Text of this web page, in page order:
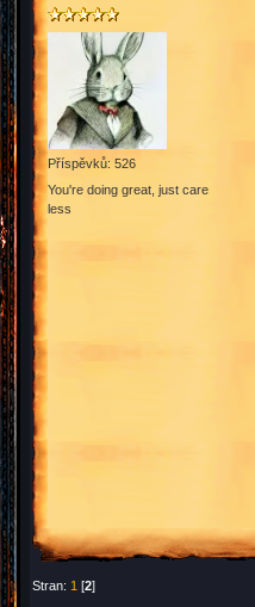
Příspěvků: 526
You're doing great, just care
less
Stran: 1 [2]